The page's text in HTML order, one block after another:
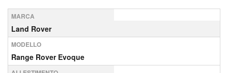
MARCA
Land Rover
MODELLO
Range Rover Evoque